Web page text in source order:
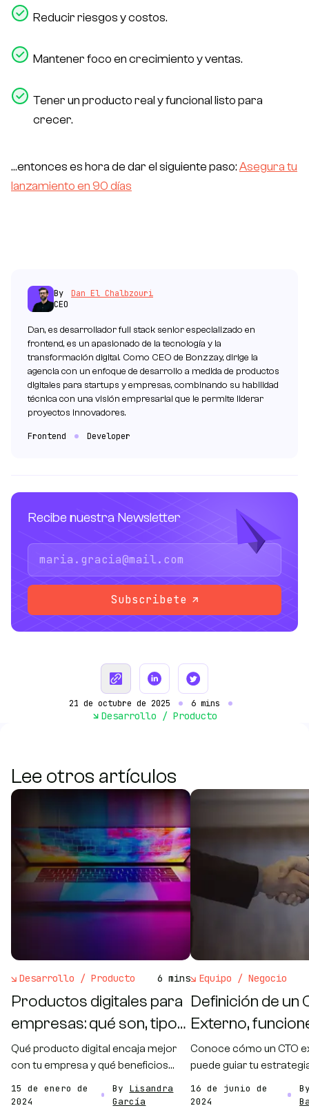
Reducir riesgos y costos.
Mantener foco en crecimiento y ventas.
Tener un producto real y funcional listo para
crecer.
…entonces es hora de dar el siguiente paso:Asegura tu
lanzamiento en 90 días
By
Dan El Chalbzouri
CEO
Dan, es desarrollador full stack senior especializado en
frontend, es un apasionado de la tecnología y la
transformación digital. Como CEO de Bonzzay, dirige la
agencia con un enfoque de desarrollo a medida de productos
digitales para startups y empresas, combinando su habilidad
técnica con una visión empresarial que le permite liderar
proyectos innovadores.
Frontend Developer
Recibe nuestra Newsletter
Subscribete
21 de octubre de 2025 6 mins
Desarrollo / Producto
Lee otros artículos
Desarrollo / Producto 6 mins
Productos digitales para
empresas: qué son, tipos
y beneficios
Qué producto digital encaja mejor
con tu empresa y qué beneficios
puede aportar según tu objetivo de
negocio.
15 de enero de
2024
By Lisandra
García
Equipo / Negocio
Definición de un
Externo,
beneficios.
Conoce cómo un CTO
puede guiar tu
tecnológica, reducir
aportar experiencia
16 de junio de
2024